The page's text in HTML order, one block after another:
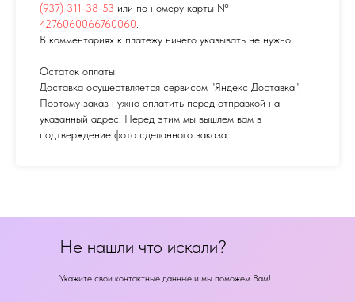
(937) 311-38-53 или по номеру карты №
4276060066760060
В комментариях к платежу ничего указывать не нужно!
Остаток оплаты:
Доставка осуществляется сервисом "Яндекс Доставка".
Поэтому заказ нужно оплатить перед отправкой на
указанный адрес. Перед этим мы вышлем вам в
подтверждение фото сделанного заказа.
Не нашли что искали?
Укажите свои контактные данные и мы поможем Вам!